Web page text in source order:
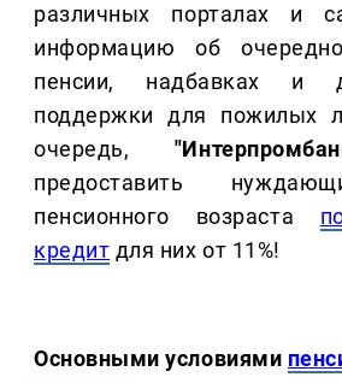
различных порталах и
информацию об
пенсии, надбавках и
поддержки для пожилых
очередь,
предоставить
пенсионного возраста
кредит для них от 11%!
Основными условиями